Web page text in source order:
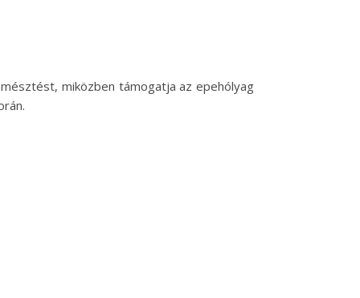
miközben támogatja az epehólyag